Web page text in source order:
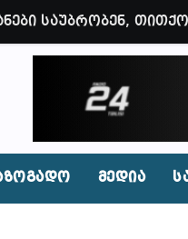
დღევანდელი
ტარაკნებიან,
კახეთში
რომლებსაც
ნამდვილად არის
ცხელ
მედია